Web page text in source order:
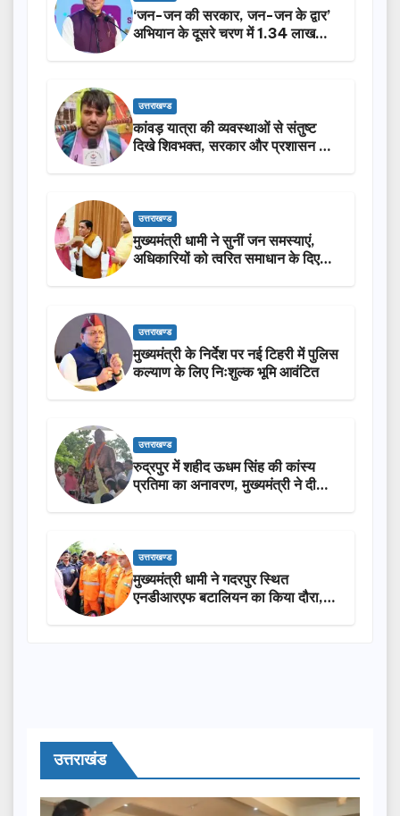
‘जन-जन की सरकार, जन-जन के द्वार’
अभियान के दूसरे चरण में 1.34 लाख
उत्तराखण्ड
कांवड़ यात्रा की व्यवस्थाओं से संतुष्ट
दिखे शिवभक्त, सरकार और प्रशासन की
उत्तराखण्ड
मुख्यमंत्री धामी ने सुनीं जन समस्याएं,
अधिकारियों को त्वरित समाधान के दिए
उत्तराखण्ड
मुख्यमंत्री के निर्देश पर नई टिहरी में पुलिस
कल्याण के लिए निःशुल्क भूमि आवंटित
उत्तराखण्ड
रुद्रपुर में शहीद ऊधम सिंह की कांस्य
प्रतिमा का अनावरण, मुख्यमंत्री ने दी
उत्तराखण्ड
मुख्यमंत्री धामी ने गदरपुर स्थित
एनडीआरएफ बटालियन का किया दौरा,
उत्तराखंड